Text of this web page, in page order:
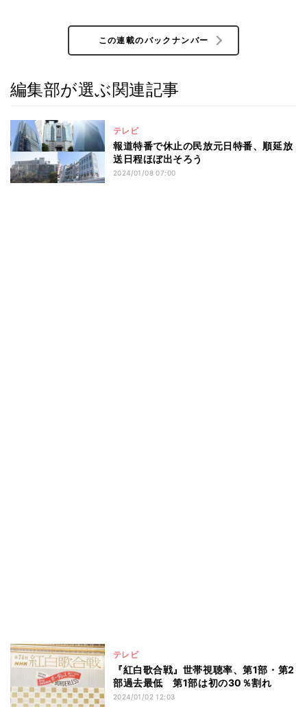
この連載のバックナンバー
編集部が選ぶ関連記事
テレビ
報道特番で休止の民放元日特番、順延放
送日程ほぼ出そろう
2024/01/08 07:00
テレビ
『紅白歌合戦』世帯視聴率、第1部・第2
部過去最低 第1部は初の30％割れ
2024/01/02 12:03